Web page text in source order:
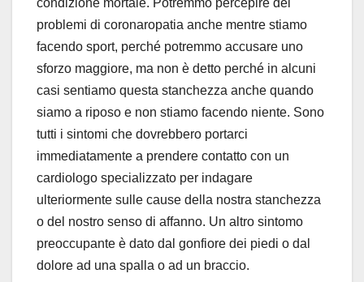
problemi di coronaropatia anche mentre stiamo
facendo sport, perché potremmo accusare uno
sforzo maggiore, ma non è detto perché in alcuni
casi sentiamo questa stanchezza anche quando
siamo a riposo e non stiamo facendo niente. Sono
tutti i sintomi che dovrebbero portarci
immediatamente a prendere contatto con un
cardiologo specializzato per indagare
ulteriormente sulle cause della nostra stanchezza
o del nostro senso di affanno. Un altro sintomo
preoccupante è dato dal gonfiore dei piedi o dal
dolore ad una spalla o ad un braccio.